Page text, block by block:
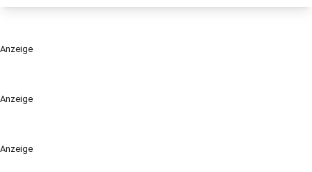
Anzeige
Anzeige
Anzeige